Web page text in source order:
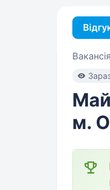
м.